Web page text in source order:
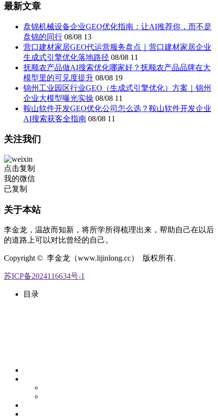
最新文章
盘锦机械设备企业GEO优化指南：让AI推荐你，而不是
盘锦的同行 08/08 13
营口建材家居GEO代运营服务盘点｜营口建材家居企业
生成式引擎优化落地路径 08/08 11
抚顺农产品做AI搜索优化哪家好？抚顺农产品品牌在大
模型里的可见度提升 08/08 19
锦州工业园区行业GEO（生成式引擎优化）方案｜锦州
企业大模型曝光实操 08/08 11
鞍山软件开发GEO优化公司怎么选？鞍山软件开发企业
AI搜索获客全指南 08/08 11
关注我们
点击复制
我的微信
已复制
关于本站
李金龙，温故而知新，将所学所得梳理出来，帮助自己在以后
的道路上可以对比曾经的自己。
Copyright © 李金龙（www.lijinlong.cc） 版权所有.
苏ICP备2024116634号-1
目录